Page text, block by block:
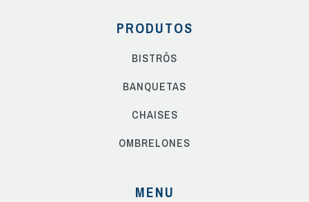
PRODUTOS
BISTRÔS
BANQUETAS
CHAISES
OMBRELONES
MENU